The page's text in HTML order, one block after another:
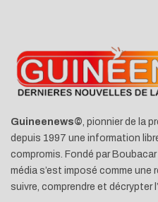
Guineenews©, pionnier de la
depuis 1997 une information
compromis. Fondé par
média s’est imposé comme
suivre, comprendre et décrypter